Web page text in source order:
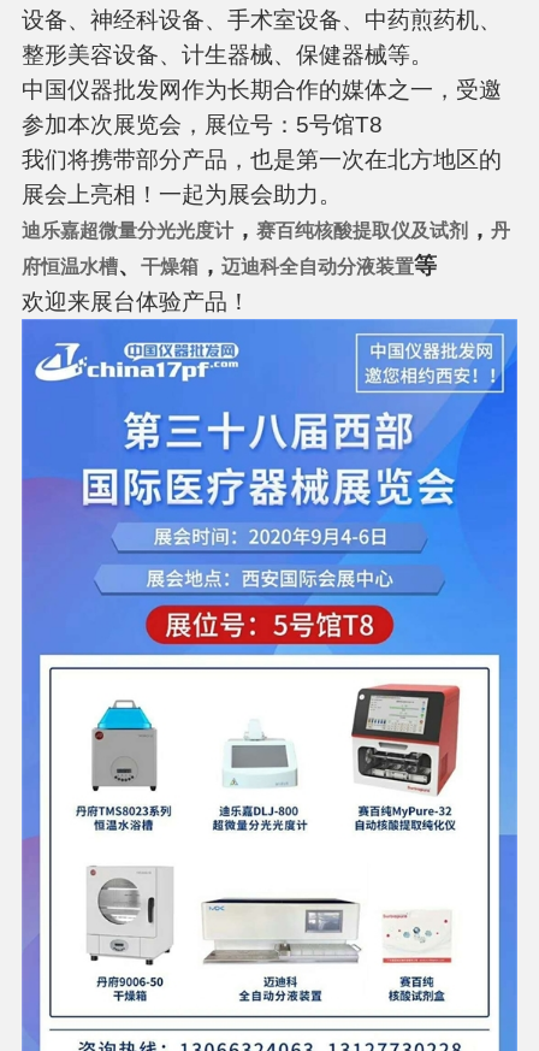
设备、神经科设备、手术室设备、中药煎药机、
整形美容设备、计生器械、保健器械等。
中国仪器批发网作为长期合作的媒体之一，受邀
参加本次展览会，展位号：5号馆T8
我们将携带部分产品，也是第一次在北方地区的
展会上亮相！一起为展会助力。
迪乐嘉超微量分光光度计， 赛百纯核酸提取仪及试剂， 丹
府恒温水槽、 干燥箱， 迈迪科全自动分液装置等
欢迎来展台体验产品！